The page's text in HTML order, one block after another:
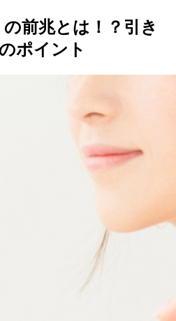
の前兆とは！？引き
ポイント